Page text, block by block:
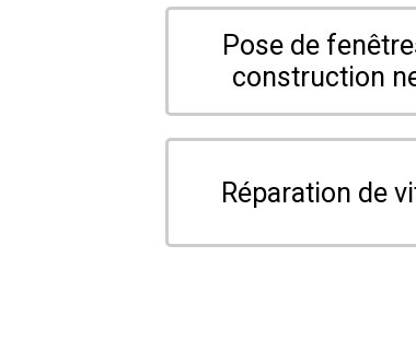
Pose de
construction
Réparation de